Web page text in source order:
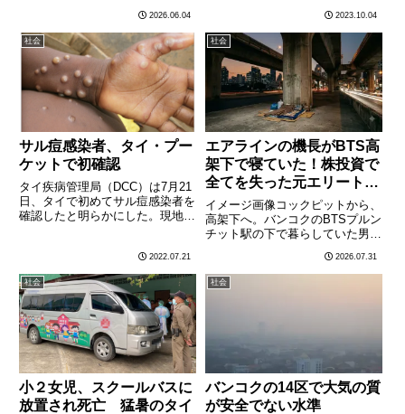
画を策定中であり、あわせて給与
体系の大幅な見直しも検討してい
る。政府の目標は「小さくて効率
的な政府」の実現だ。「官僚が
多………
2026.06.04
や学生を含む３人が死亡し、外国
人を含む４人が負傷した。タイ警
察は少年を拘束したが、動機
や………
2023.10.04
社会
サル痘感染者、タイ・プー
ケットで初確認
タイ疾病管理局（DCC）は7月21
日、タイで初めてサル痘感染者を
確認したと明らかにした。現地メ
ナイジェリアからタイ南部プーケ
ット県に観光目的で入国。1週間
前に発熱し、のどの痛みや
鼻………
2022.07.21
社会
エアラインの機長がBTS高
架下で寝ていた！株投資で
全てを失った元エリートの
告白がタイSNSを揺らす
イメージ画像コックピットから、
高架下へ。バンコクのBTSプルン
チット駅の下で暮らしていた男性
で機長を務めていた人物だったこ
とが分かり、タイのSNSが騒然
となっている。7月29日夜、経済
2026.07.31
社会
小２女児、スクールバスに
放置され死亡 猛暑のタイ
社会
バンコクの14区で大気の質
が安全でない水準